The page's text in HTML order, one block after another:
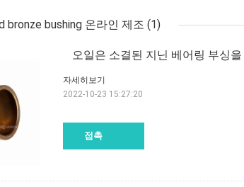
bronze bushing 온라인 제조 (1)
오일은 소결된 지닌 베어링 부싱
접촉
자세히보기
2022-10-23 15:27:20